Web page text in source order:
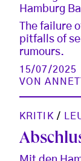
Hamburg
The failure
pitfalls of
rumours.
15/07/2025
VON
KRITIK /